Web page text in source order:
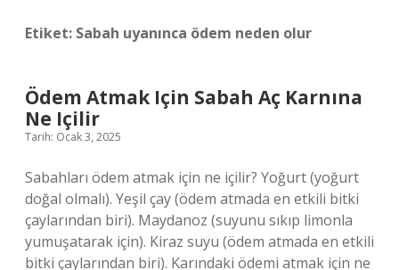
Etiket: Sabah uyanınca ödem neden olur
Ödem Atmak Için Sabah Aç Karnına
Ne Içilir
Tarih: Ocak 3, 2025
Sabahları ödem atmak için ne içilir? Yoğurt (yoğurt
doğal olmalı). Yeşil çay (ödem atmada en etkili bitki
çaylarından biri). Maydanoz (suyunu sıkıp limonla
yumuşatarak için). Kiraz suyu (ödem atmada en etkili
bitki çaylarından biri). Karındaki ödemi atmak için ne